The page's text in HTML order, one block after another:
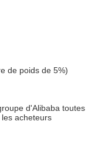
de poids de 5%)
d'Alibaba toutes
acheteurs